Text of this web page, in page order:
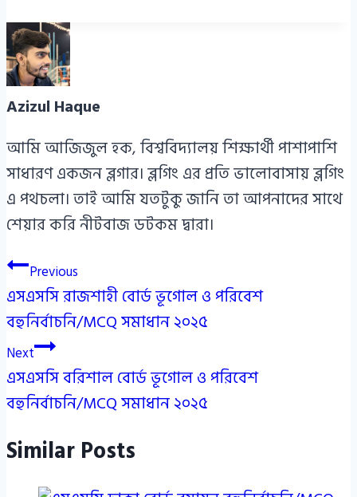
Azizul Haque
আমি আজিজুল হক, বিশ্ববিদ্যালয় শিক্ষার্থী পাশাপাশি
সাধারণ একজন ব্লগার। ব্লগিং এর প্রতি ভালোবাসায় ব্লগিং
এ পথচলা। তাই আমি যতটুকু জানি তা আপনাদের সাথে
শেয়ার করি নীটবাজ ডটকম দ্বারা।
Post
navigation
Previous
এসএসসি রাজশাহী বোর্ড ভূগোল ও পরিবেশ
বহুনির্বাচনি/MCQ সমাধান ২০২৫
Next
এসএসসি বরিশাল বোর্ড ভূগোল ও পরিবেশ
বহুনির্বাচনি/MCQ সমাধান ২০২৫
Similar Posts